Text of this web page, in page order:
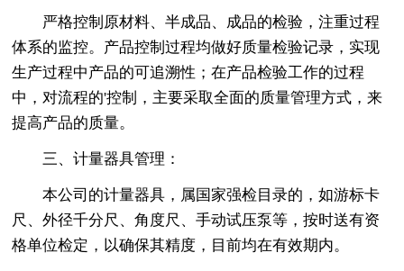
严格控制原材料、半成品、成品的检验，注重过程
体系的监控。产品控制过程均做好质量检验记录，实现
生产过程中产品的可追溯性；在产品检验工作的过程
中，对流程的'控制，主要采取全面的质量管理方式，来
提高产品的质量。
三、计量器具管理：
本公司的计量器具，属国家强检目录的，如游标卡
尺、外径千分尺、角度尺、手动试压泵等，按时送有资
格单位检定，以确保其精度，目前均在有效期内。